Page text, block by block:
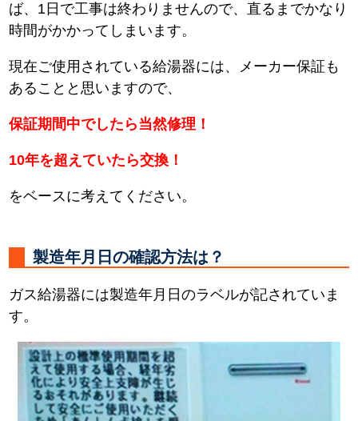
ば、1日で工事は終わりませんので、直るまでかなり
時間がかかってしまいます。
現在ご使用されている給湯器には、メーカー保証も
あることと思いますので、
保証期間中でしたら当然修理！
10年を超えていたら交換！
をベースに考えてください。
製造年月日の確認方法は？
ガス給湯器には製造年月日のラベルが記されていま
す。